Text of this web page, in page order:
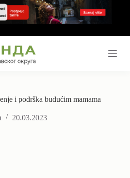
i podrška budućim mamama
20.03.2023